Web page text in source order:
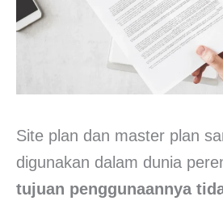
Site plan dan master plan
digunakan dalam dunia
tujuan penggunaannya